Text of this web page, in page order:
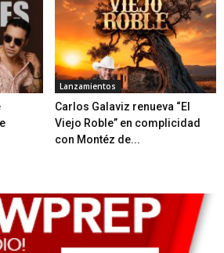
Lanzamientos
Carlos Galaviz renueva “El
Viejo Roble” en complicidad
con Montéz de...